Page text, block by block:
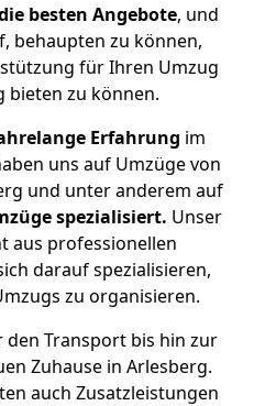
besten Angebote, und
behaupten zu können,
für Ihren Umzug
bieten zu können.
Erfahrung im
uns auf Umzüge von
und unter anderem auf
spezialisiert. Unser
aus professionellen
darauf spezialisieren,
zu organisieren.
den Transport bis hin zur
Zuhause in Arlesberg.
auch Zusatzleistungen